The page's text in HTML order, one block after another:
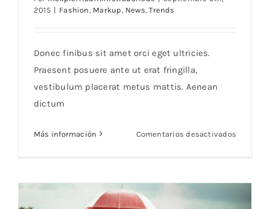
2015 | Fashion , Markup , News,Trends
Donec finibus sit amet orci eget ultricies.
Praesent posuere ante ut erat fringilla,
vestibulum placerat metus mattis. Aenean
dictum
Más información Comentarios desactivados